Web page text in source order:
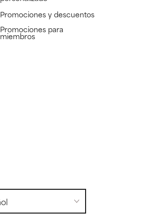
Promociones y descuentos​
Promociones para
miembros